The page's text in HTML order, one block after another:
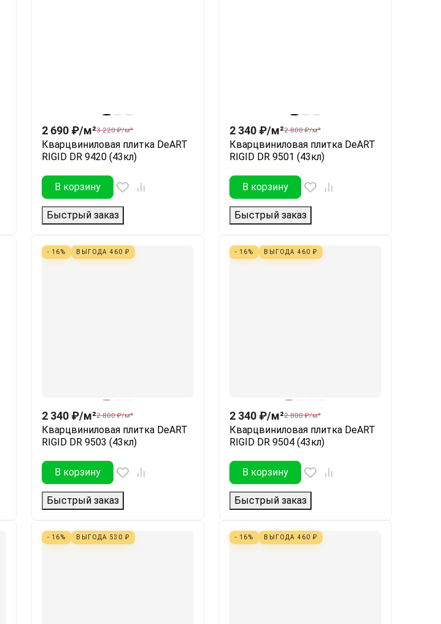
2 690 ₽/м²3 220 ₽/м²
Кварцвиниловая плитка DeART
RIGID DR 9420 (43кл)
В корзину
Быстрый заказ
2 340 ₽/м²2 800 ₽/м²
Кварцвиниловая плитка DeART
RIGID DR 9501 (43кл)
В корзину
Быстрый заказ
- 16% ВЫГОДА 460 ₽
2 340 ₽/м²2 800 ₽/м²
Кварцвиниловая плитка DeART
RIGID DR 9503 (43кл)
В корзину
Быстрый заказ
- 16% ВЫГОДА 460 ₽
2 340 ₽/м²2 800 ₽/м²
Кварцвиниловая плитка DeART
RIGID DR 9504 (43кл)
В корзину
Быстрый заказ
- 16% ВЫГОДА 530 ₽ - 16% ВЫГОДА 460 ₽